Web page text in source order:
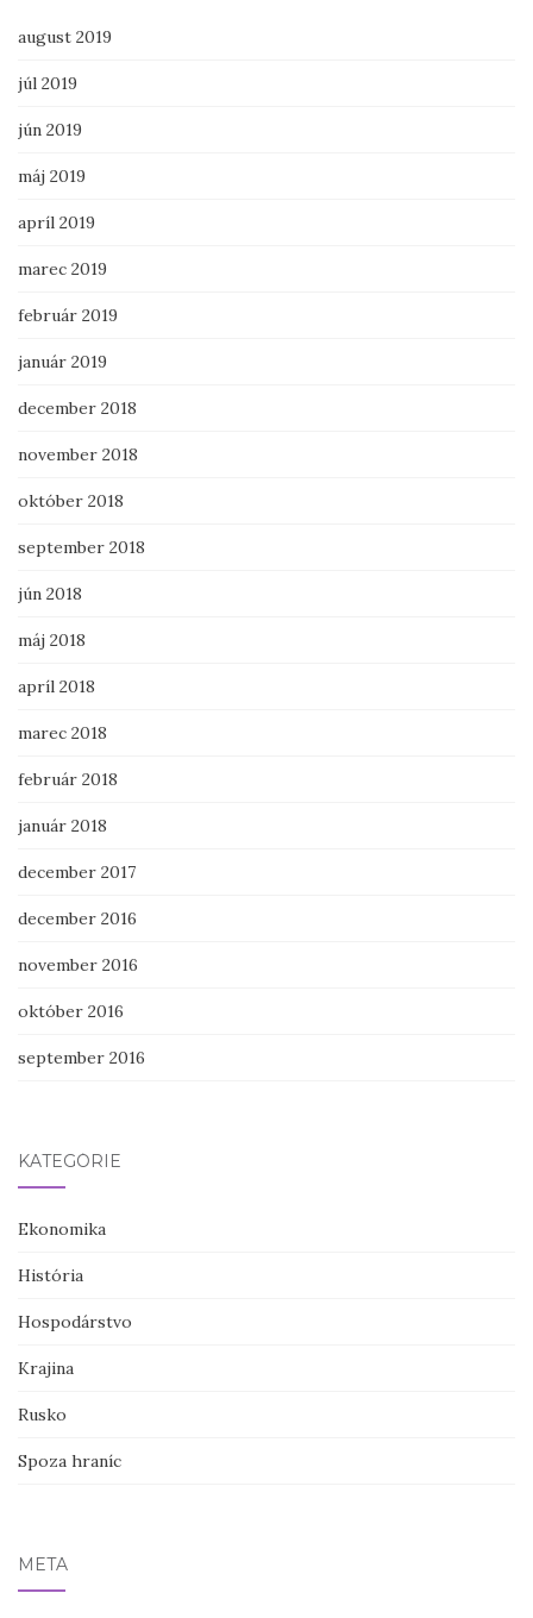
august 2019
júl 2019
jún 2019
máj 2019
apríl 2019
marec 2019
február 2019
január 2019
december 2018
november 2018
október 2018
september 2018
jún 2018
máj 2018
apríl 2018
marec 2018
február 2018
január 2018
december 2017
december 2016
november 2016
október 2016
september 2016
KATEGÓRIE
Ekonomika
História
Hospodárstvo
Krajina
Rusko
Spoza hraníc
META